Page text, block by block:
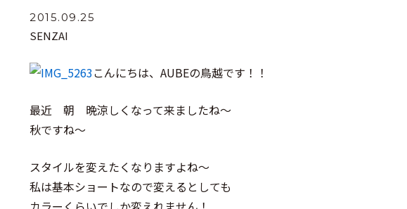
2015.09.25
SENZAI
こんにちは、AUBEの鳥越です！！
最近 朝 晩涼しくなって来ましたね～
秋ですね～
スタイルを変えたくなりますよね～
私は基本ショートなので変えるとしても